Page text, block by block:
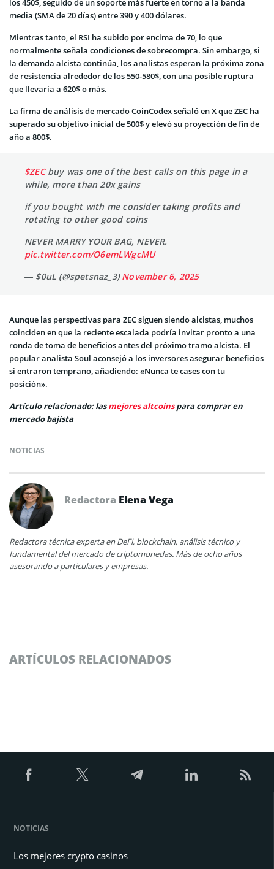
los 450$, seguido de un soporte más fuerte en torno a la banda
media (SMA de 20 días) entre 390 y 400 dólares.
Mientras tanto, el RSI ha subido por encima de 70, lo que
normalmente señala condiciones de sobrecompra. Sin embargo, si
la demanda alcista continúa, los analistas esperan la próxima zona
de resistencia alrededor de los 550-580$, con una posible ruptura
que llevaría a 620$ o más.
La firma de análisis de mercado CoinCodex señaló en X que ZEC ha
superado su objetivo inicial de 500$ y elevó su proyección de fin de
año a 800$.
$ZECbuy was one of the best calls on this page in a
while, more than 20x gains
if you bought with me consider taking profits and
rotating to other good coins
NEVER MARRY YOUR BAG, NEVER.
pic.twitter.com/O6emLWgcMU
— $0uL (@spetsnaz_3)November 6, 2025
Aunque las perspectivas para ZEC siguen siendo alcistas, muchos
coinciden en que la reciente escalada podría invitar pronto a una
ronda de toma de beneficios antes del próximo tramo alcista. El
popular analista Soul aconsejó a los inversores asegurar beneficios
si entraron temprano, añadiendo: «Nunca te cases con tu
posición».
Artículo relacionado: lasmejores altcoinspara comprar en
mercado bajista
NOTICIAS
Redactora Elena Vega
Redactora técnica experta en DeFi, blockchain, análisis técnico y
fundamental del mercado de criptomonedas. Más de ocho años
asesorando a particulares y empresas.
ARTÍCULOS RELACIONADOS
NOTICIAS
Los mejores crypto casinos